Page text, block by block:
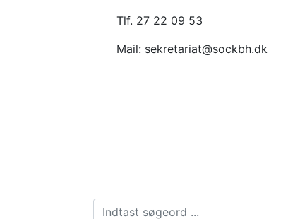
Tlf. 27 22 09 53
Mail: sekretariat@sockbh.dk